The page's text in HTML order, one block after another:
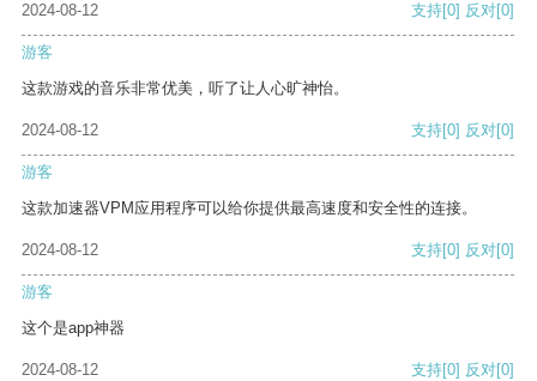
2024-08-12
支持[0] 反对[0]
游客
这款游戏的音乐非常优美，听了让人心旷神怡。
2024-08-12 支持[0] 反对[0]
游客
这款加速器VPM应用程序可以给你提供最高速度和安全性的连接。
2024-08-12 支持[0] 反对[0]
游客
这个是app神器
2024-08-12 支持[0] 反对[0]